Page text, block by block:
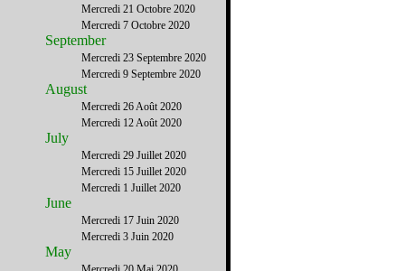
Mercredi 21 Octobre 2020
Mercredi 7 Octobre 2020
September
Mercredi 23 Septembre 2020
Mercredi 9 Septembre 2020
August
Mercredi 26 Août 2020
Mercredi 12 Août 2020
July
Mercredi 29 Juillet 2020
Mercredi 15 Juillet 2020
Mercredi 1 Juillet 2020
June
Mercredi 17 Juin 2020
Mercredi 3 Juin 2020
May